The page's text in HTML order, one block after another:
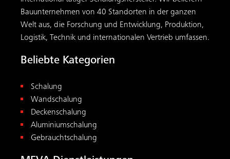
Bauunternehmen von 40 Standorten in der ganzen
Welt aus, die Forschung und Entwicklung, Produktion,
Logistik, Technik und internationalen Vertrieb umfassen.
Beliebte Kategorien
Schalung
Wandschalung
Deckenschalung
Aluminiumschalung
Gebrauchtschalung